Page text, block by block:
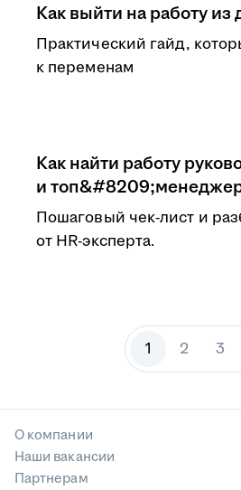
Как выйти на работу из
Практический гайд,
к переменам
Как найти работу
и
Пошаговый чек-лист и
от HR-эксперта.
1 2 3
О компании
Наши вакансии
Партнерам